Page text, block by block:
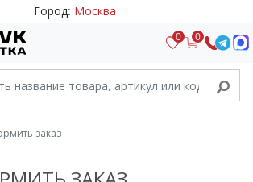
Город: Москва
0 0
заказ